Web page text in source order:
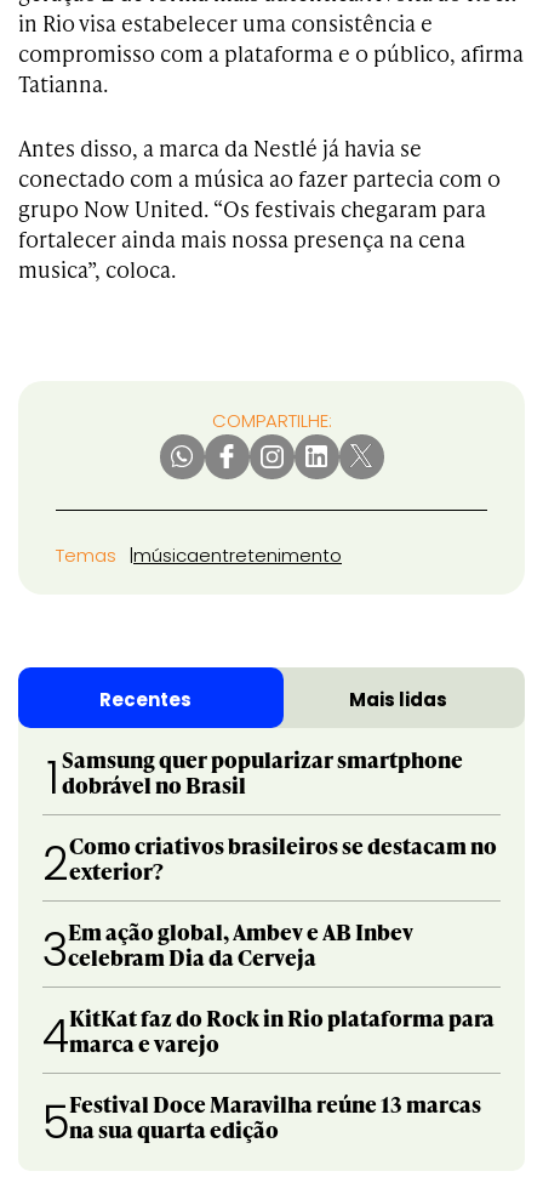
in Rio visa estabelecer uma consistência e
compromisso com a plataforma e o público, afirma
Tatianna.
Antes disso, a marca da Nestlé já havia se
conectado com a música ao fazer partecia com o
grupo Now United. “Os festivais chegaram para
fortalecer ainda mais nossa presença na cena
musica”, coloca.
COMPARTILHE:
Temas músicaentretenimento
Recentes Mais lidas
1 Samsung quer popularizar smartphone
dobrável no Brasil
2Como criativos brasileiros se destacam no
exterior?
3Em ação global, Ambev e AB Inbev
celebram Dia da Cerveja
4KitKat faz do Rock in Rio plataforma para
marca e varejo
5Festival Doce Maravilha reúne 13 marcas
na sua quarta edição